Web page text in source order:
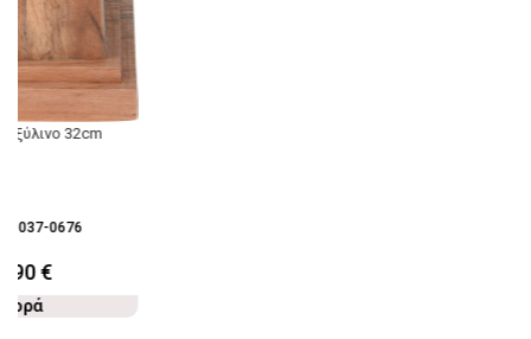
ξύλινο 32cm
037-0676
€